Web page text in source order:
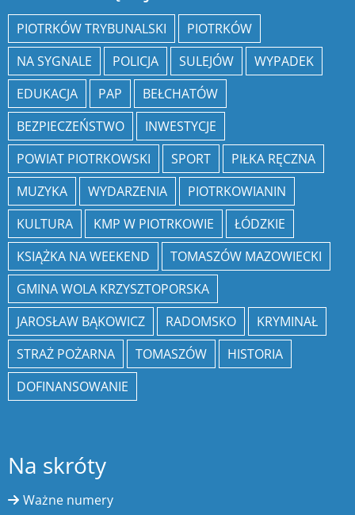
PIOTRKÓW TRYBUNALSKI
PIOTRKÓW
NA SYGNALE
POLICJA SULEJÓW
WYPADEK
EDUKACJA
PAP
BEŁCHATÓW
BEZPIECZEŃSTWO
INWESTYCJE
POWIAT PIOTRKOWSKI
SPORT
PIŁKA RĘCZNA
MUZYKA
WYDARZENIA
PIOTRKOWIANIN
KULTURA
KMP W PIOTRKOWIE
ŁÓDZKIE
KSIĄŻKA NA WEEKEND
TOMASZÓW MAZOWIECKI
GMINA WOLA KRZYSZTOPORSKA
JAROSŁAW BĄKOWICZ
RADOMSKO
KRYMINAŁ
STRAŻ POŻARNA
TOMASZÓW
HISTORIA
DOFINANSOWANIE
Na skróty
Ważne numery